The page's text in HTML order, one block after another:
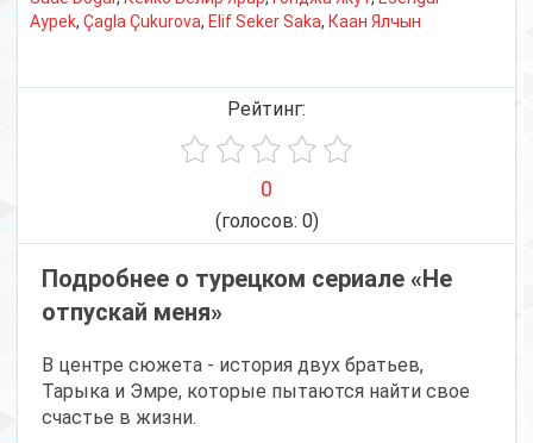
Aypek, Çagla Çukurova, Elif Seker Saka, Каан Ялчын
Рейтинг:
0
(голосов: 0)
Подробнее о турецком сериале «Не
отпускай меня»
В центре сюжета - история двух братьев,
Тарыка и Эмре, которые пытаются найти свое
счастье в жизни.